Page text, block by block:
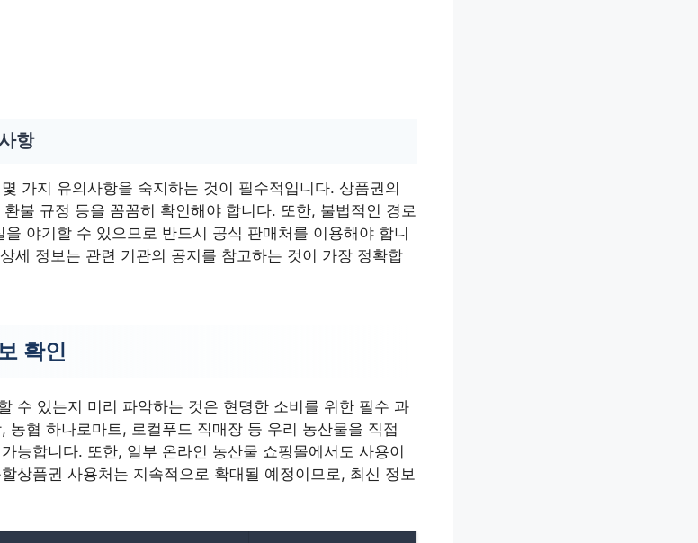
항
가지 유의사항을 숙지하는 것이 필수적입니다. 상품권의
불 규정 등을 꼼꼼히 확인해야 합니다. 또한, 불법적인 경로
야기할 수 있으므로 반드시 공식 판매처를 이용해야 합니
세 정보는 관련 기관의 공지를 참고하는 것이 가장 정확합
확인
수 있는지 미리 파악하는 것은 현명한 소비를 위한 필수 과
농협 하나로마트, 로컬푸드 직매장 등 우리 농산물을 직접
능합니다. 또한, 일부 온라인 농산물 쇼핑몰에서도 사용이
상품권 사용처는 지속적으로 확대될 예정이므로, 최신 정보